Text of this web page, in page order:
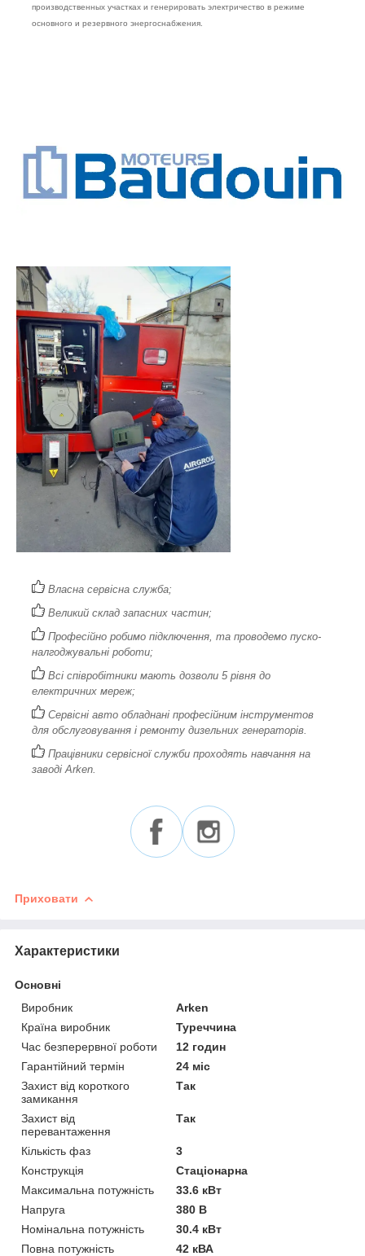
производственных участках и генерировать электричество в режиме
основного и резервного энергоснабжения.
Власна сервісна служба;
Великий склад запасних частин;
Професійно робимо підключення, та проводемо пуско-
налгоджувальні роботи;
Всі співробітники мають дозволи 5 рівня до
електричних мереж;
Сервісні авто обладнані професійним інструментов
для обслуговування і ремонту дизельних генераторів.
Працівники сервісної служби проходять навчання на
заводі Arken.
Приховати
Характеристики
Основні
Виробник
Arken
Країна виробник
Туреччина
Час безперервної роботи
12 годин
Гарантійний термін
24 міс
Захист від короткого
замикання
Так
Захист від
перевантаження
Так
Кількість фаз
3
Конструкція
Стаціонарна
Максимальна потужність
33.6 кВт
Напруга
380 В
Номінальна потужність
30.4 кВт
Повна потужність
42 кВА